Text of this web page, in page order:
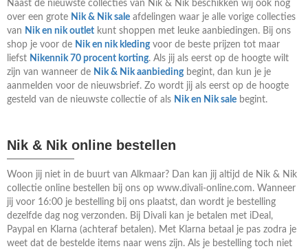
Naast de nieuwste collecties van Nik & Nik beschikken wij ook nog
over een grote Nik & Nik sale afdelingen waar je alle vorige collecties
van Nik en nik outlet kunt shoppen met leuke aanbiedingen. Bij ons
shop je voor de Nik en nik kledingvoor de beste prijzen tot maar
liefst Nikennik 70 procent korting. Als jij als eerst op de hoogte wilt
zijn van wanneer de Nik & Nik aanbiedingbegint, dan kun je je
aanmelden voor de nieuwsbrief. Zo wordt jij als eerst op de hoogte
gesteld van de nieuwste collectie of als Nik en Nik sale begint.
Nik & Nik online bestellen
Woon jij niet in de buurt van Alkmaar? Dan kan jij altijd de Nik & Nik
collectie online bestellen bij ons op www.divali-online.com. Wanneer
jij voor 16:00 je bestelling bij ons plaatst, dan wordt je bestelling
dezelfde dag nog verzonden. Bij Divali kan je betalen met iDeal,
Paypal en Klarna (achteraf betalen). Met Klarna betaal je pas zodra je
weet dat de bestelde items naar wens zijn. Als je bestelling toch niet